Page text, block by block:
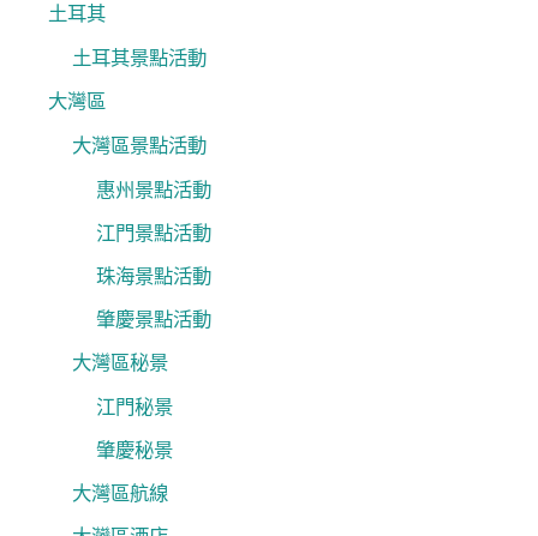
土耳其
土耳其景點活動
大灣區
大灣區景點活動
惠州景點活動
江門景點活動
珠海景點活動
肇慶景點活動
大灣區秘景
江門秘景
肇慶秘景
大灣區航線